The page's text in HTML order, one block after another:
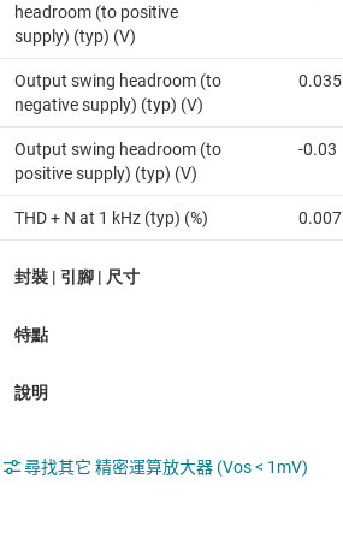
headroom (to positive
supply) (typ) (V)
Output swing headroom (to
negative supply) (typ) (V)
0.035
Output swing headroom (to
positive supply) (typ) (V)
-0.03
THD + N at 1 kHz (typ) (%) 0.007
尋找其它 精密運算放大器 (Vos < 1mV)